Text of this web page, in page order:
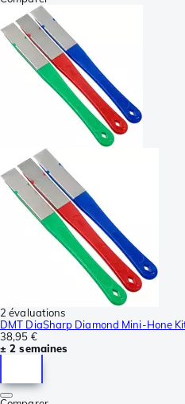
2 évaluations
DMT DiaSharp Diamond Mini-Hone
38,95 €
± 2 semaines